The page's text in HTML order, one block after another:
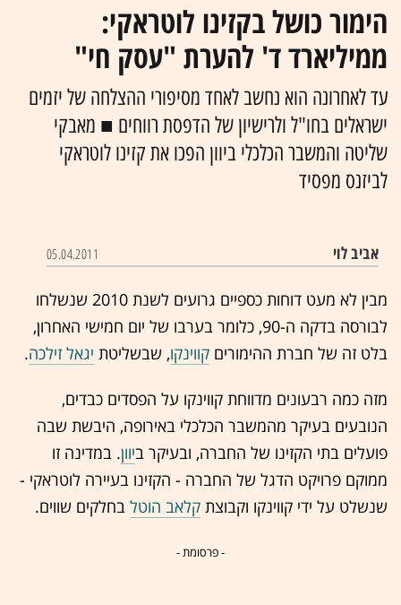
הימור כושל בקזינו לוטראקי:
ממיליארד ד' להערת "עסק חי"
עד לאחרונה הוא נחשב לאחד מסיפורי ההצלחה של יזמים
ישראלים בחו"ל ולרישיון של הדפסת רווחים ■ מאבקי
שליטה והמשבר הכלכלי ביוון הפכו את קזינו לוטראקי
לביזנס מפסיד
אביב לוי 05.04.2011
מבין לא מעט דוחות כספיים גרועים לשנת 2010 שנשלחו
לבורסה בדקה ה-90, כלומר בערבו של יום חמישי האחרון,
בלט זה של חברת ההימורים קווינקו, שבשליטת יגאל זילכה.
מזה כמה רבעונים מדווחת קווינקו על הפסדים כבדים,
הנובעים בעיקר מהמשבר הכלכלי באירופה, היבשת שבה
פועלים בתי הקזינו של החברה, ובעיקר ביוון. במדינה זו
ממוקם פרויקט הדגל של החברה - הקזינו בעיירה לוטראקי -
שנשלט על ידי קווינקו וקבוצת קלאב הוטל בחלקים שווים.
- פרסומת -